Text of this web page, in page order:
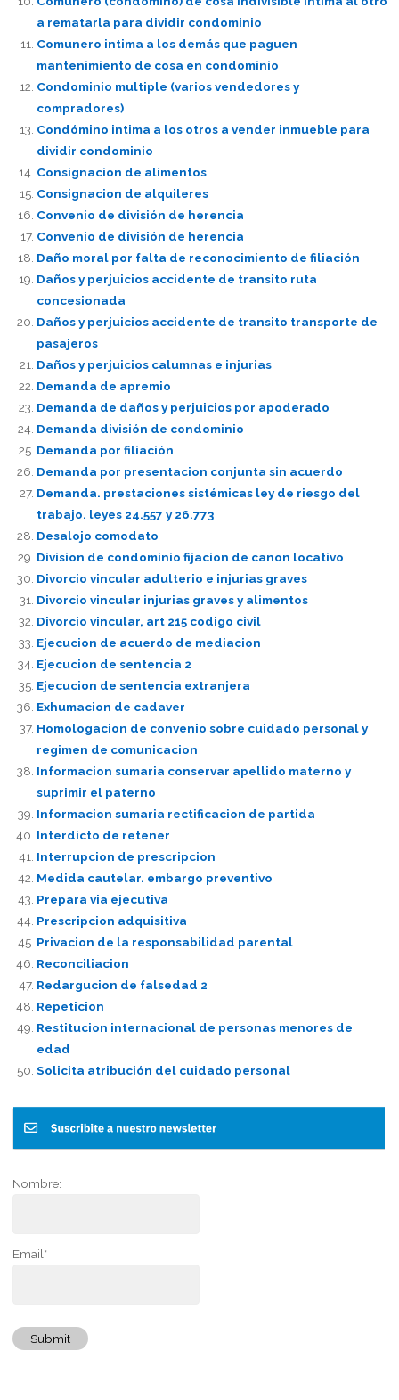
a rematarla para dividir condominio
Comunero intima a los demás que paguen
mantenimiento de cosa en condominio
Condominio multiple (varios vendedores y
compradores)
Condómino intima a los otros a vender inmueble para
dividir condominio
Consignacion de alimentos
Consignacion de alquileres
Convenio de división de herencia
Convenio de división de herencia
Daño moral por falta de reconocimiento de filiación
Daños y perjuicios accidente de transito ruta
concesionada
Daños y perjuicios accidente de transito transporte de
pasajeros
Daños y perjuicios calumnas e injurias
Demanda de apremio
Demanda de daños y perjuicios por apoderado
Demanda división de condominio
Demanda por filiación
Demanda por presentacion conjunta sin acuerdo
Demanda. prestaciones sistémicas ley de riesgo del
trabajo. leyes 24.557 y 26.773
Desalojo comodato
Division de condominio fijacion de canon locativo
Divorcio vincular adulterio e injurias graves
Divorcio vincular injurias graves y alimentos
Divorcio vincular, art 215 codigo civil
Ejecucion de acuerdo de mediacion
Ejecucion de sentencia 2
Ejecucion de sentencia extranjera
Exhumacion de cadaver
Homologacion de convenio sobre cuidado personal y
regimen de comunicacion
Informacion sumaria conservar apellido materno y
suprimir el paterno
Informacion sumaria rectificacion de partida
Interdicto de retener
Interrupcion de prescripcion
Medida cautelar. embargo preventivo
Prepara via ejecutiva
Prescripcion adquisitiva
Privacion de la responsabilidad parental
Reconciliacion
Redargucion de falsedad 2
Repeticion
Restitucion internacional de personas menores de
edad
Solicita atribución del cuidado personal
Nombre:
Email*
Submit